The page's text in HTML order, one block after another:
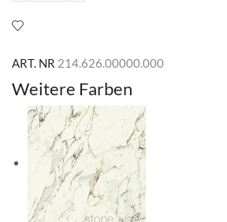
ART. NR 214.626.00000.000
Weitere Farben